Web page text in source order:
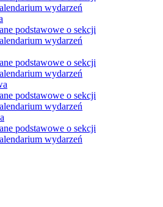
wydarzeń
podstawowe o sekcji
wydarzeń
podstawowe o sekcji
wydarzeń
podstawowe o sekcji
wydarzeń
podstawowe o sekcji
wydarzeń